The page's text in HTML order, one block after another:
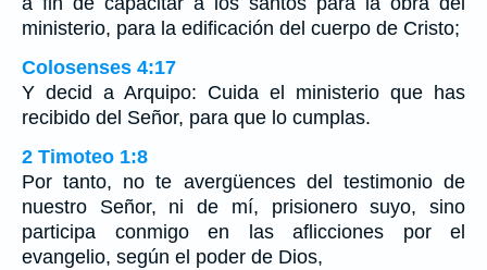
ministerio, para la edificación del cuerpo de Cristo;
Colosenses 4:17
Y decid a Arquipo: Cuida el ministerio que has
recibido del Señor, para que lo cumplas.
2 Timoteo 1:8
Por tanto, no te avergüences del testimonio de
nuestro Señor, ni de mí, prisionero suyo, sino
participa conmigo en las aflicciones por el
evangelio, según el poder de Dios,